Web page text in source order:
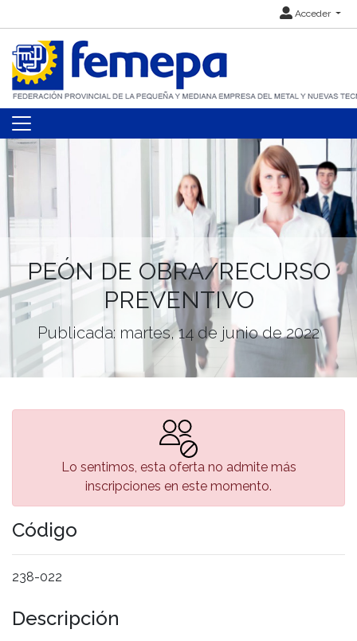
Acceder
PEÓN DE OBRA/RECURSO
PREVENTIVO
Publicada: martes, 14 de junio de 2022
Lo sentimos, esta oferta no admite más
inscripciones en este momento.
Código
238-022
Descripción